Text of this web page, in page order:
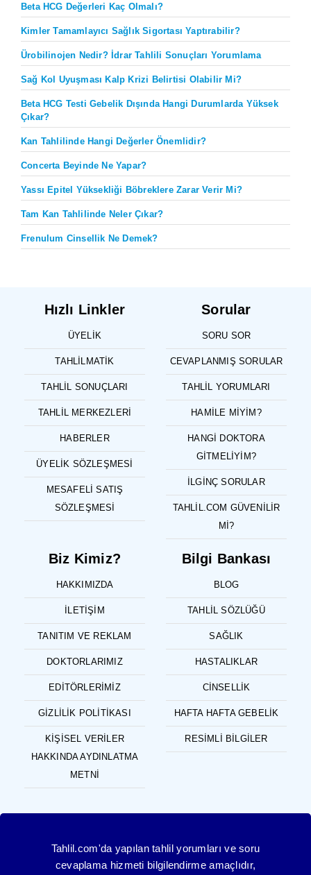
Beta HCG Değerleri Kaç Olmalı?
Kimler Tamamlayıcı Sağlık Sigortası Yaptırabilir?
Ürobilinojen Nedir? İdrar Tahlili Sonuçları Yorumlama
Sağ Kol Uyuşması Kalp Krizi Belirtisi Olabilir Mi?
Beta HCG Testi Gebelik Dışında Hangi Durumlarda Yüksek
Çıkar?
Kan Tahlilinde Hangi Değerler Önemlidir?
Concerta Beyinde Ne Yapar?
Yassı Epitel Yüksekliği Böbreklere Zarar Verir Mi?
Tam Kan Tahlilinde Neler Çıkar?
Frenulum Cinsellik Ne Demek?
Hızlı Linkler
ÜYELIK
TAHLILMATIK
TAHLIL SONUÇLARI
TAHLIL MERKEZLERI
HABERLER
ÜYELIK SÖZLEŞMESI
MESAFELI SATIŞ
SÖZLEŞMESI
Sorular
SORU SOR
CEVAPLANMIŞ SORULAR
TAHLIL YORUMLARI
HAMILE MIYIM?
HANGI DOKTORA
GITMELIYIM?
İLGINÇ SORULAR
TAHLIL.COM GÜVENILIR
MI?
Biz Kimiz?
HAKKIMIZDA
İLETIŞIM
TANITIM VE REKLAM
DOKTORLARIMIZ
EDITÖRLERIMIZ
GIZLILIK POLITIKASI
KIŞISEL VERILER
HAKKINDA AYDINLATMA
METNI
Bilgi Bankası
BLOG
TAHLIL SÖZLÜĞÜ
SAĞLIK
HASTALIKLAR
CINSELLIK
HAFTA HAFTA GEBELIK
RESIMLI BILGILER
Tahlil.com'da yapılan tahlil yorumları ve soru
cevaplama hizmeti bilgilendirme amaçlıdır,